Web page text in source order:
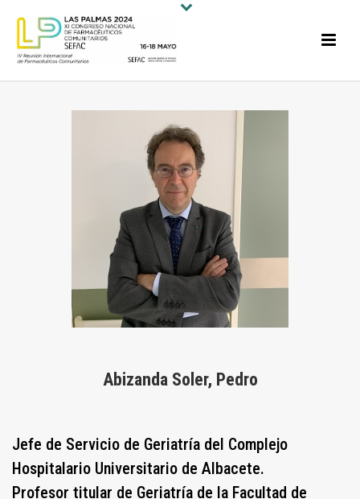
Abizanda Soler, Pedro
Jefe de Servicio de Geriatría del Complejo
Hospitalario Universitario de Albacete.
Profesor titular de Geriatría de la Facultad de